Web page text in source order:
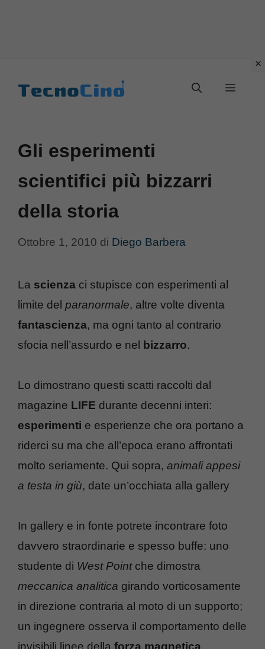
Menu
Gli esperimenti
scientifici più bizzarri
della storia
Ottobre 1, 2010 di Diego Barbera
La scienza ci stupisce con esperimenti al
limite del paranormale, altre volte diventa
fantascienza, ma ogni tanto al contrario
sfocia nell’assurdo e nel bizzarro.
Lo dimostrano questi scatti raccolti dal
magazine LIFE durante decenni interi:
esperimenti e esperienze che ora portano a
riderci su ma che all’epoca erano affrontati
molto seriamente. Qui sopra, animali appesi
a testa in giù, date un’occhiata alla gallery
In gallery e in fonte potrete incontrare foto
davvero straordinarie e spesso buffe: uno
studente di West Pointche dimostra
meccanica analitica girando vorticosamente
in direzione contraria al moto di un supporto;
un ingegnere osserva il comportamento delle
invisibili linee della forza magnetica